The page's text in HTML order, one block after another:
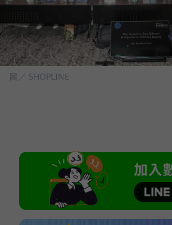
圖／ SHOPLINE